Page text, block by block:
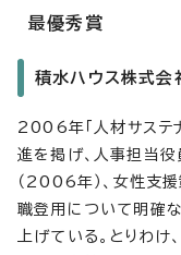
最優秀賞
積水ハウス株式会
2006年「人材サステ
進を掲げ、人事担当
（2006年）、女性支
職登用について明確
上げている。とりわ